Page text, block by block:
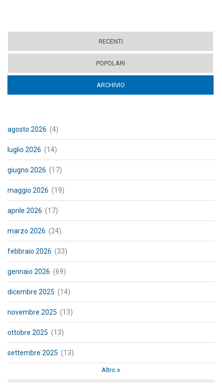
RECENTI
POPOLARI
ARCHIVIO
agosto 2026 (4)
luglio 2026 (14)
giugno 2026 (17)
maggio 2026 (19)
aprile 2026 (17)
marzo 2026 (24)
febbraio 2026 (33)
gennaio 2026 (69)
dicembre 2025 (14)
novembre 2025 (13)
ottobre 2025 (13)
settembre 2025 (13)
Altro